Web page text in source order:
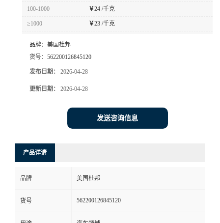
100-1000 ￥24 /千克
≥1000 ￥23 /千克
品牌： 美国杜邦
货号： 562200126845120
发布日期： 2026-04-28
更新日期： 2026-04-28
发送咨询信息
产品详请
品牌 美国杜邦
货号 562200126845120